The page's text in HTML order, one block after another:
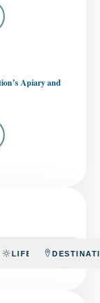
Apiary and
LIFESTYLE